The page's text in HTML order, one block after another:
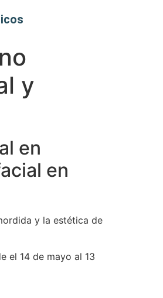
y
en
en
y la estética de
el 14 de mayo al 13